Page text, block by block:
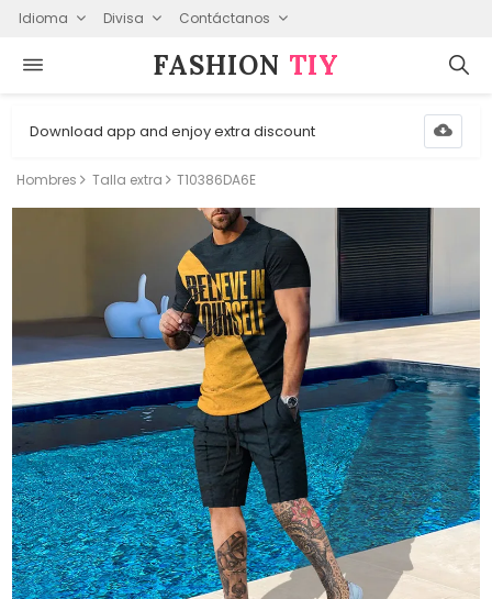
Idioma Divisa Contáctanos
FASHION⁠ TIY
Download app and enjoy extra discount
Hombres Talla extra T10386DA6E